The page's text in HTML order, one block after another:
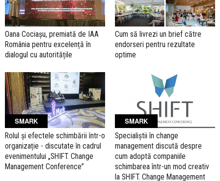
Oana Cociașu, premiată de IAA
România pentru excelență în
dialogul cu autoritățile
Cum să livrezi un brief către
endorseri pentru rezultate
optime
SMARK
Rolul și efectele schimbării într-o
organizație - discutate în cadrul
evenimentului „SHIFT. Change
Management Conference”
SMARK
Specialiștii în change
management discută despre
cum adoptă companiile
schimbarea într-un mod creativ
la SHIFT. Change Management